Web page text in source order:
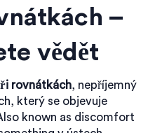
–
vědět
rovnátkách, nepříjemný
který se objevuje
known as discomfort